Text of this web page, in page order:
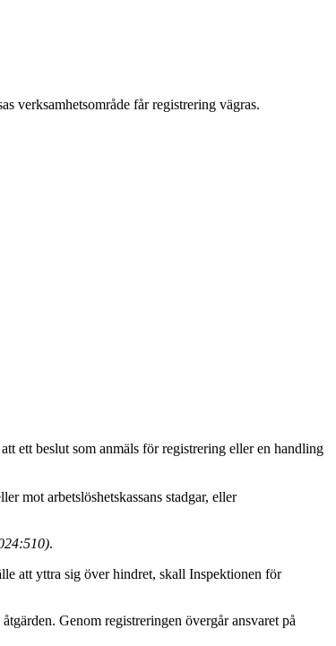
verksamhetsområde får registrering vägras.
ett beslut som anmäls för registrering eller en handling
mot arbetslöshetskassans stadgar, eller
.
att yttra sig över hindret, skall Inspektionen för
Genom registreringen övergår ansvaret på